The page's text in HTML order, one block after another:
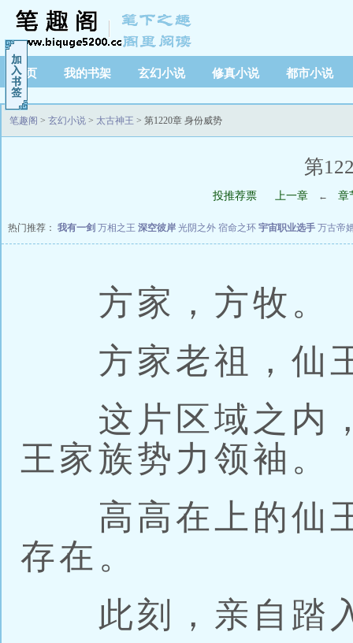
首页 我的书架 玄幻小说 修真小说 都市小说
笔趣阁 > 玄幻小说 > 太古神王 > 第1220章 身份威势
第
投推荐票 上一章 ← 章
热门推荐： 我有一剑 万相之王 深空彼岸 光阴之外 宿命之环 宇宙职业选手 万古帝
方家，方牧。
方家老祖，仙
这片区域之内，
王家族势力领袖。
高高在上的仙王
存在。
此刻，亲自踏